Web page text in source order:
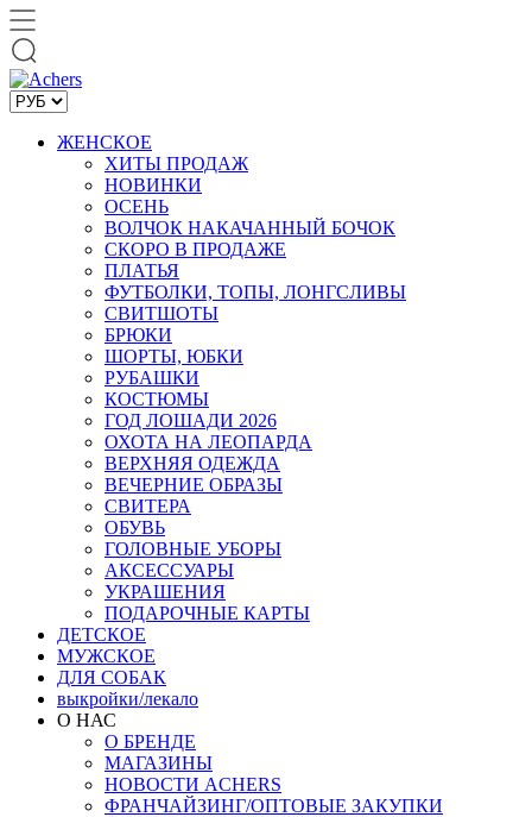
ЖЕНСКОЕ
ХИТЫ ПРОДАЖ
НОВИНКИ
ОСЕНЬ
ВОЛЧОК НАКАЧАННЫЙ БОЧОК
СКОРО В ПРОДАЖЕ
ПЛАТЬЯ
ФУТБОЛКИ, ТОПЫ, ЛОНГСЛИВЫ
СВИТШОТЫ
БРЮКИ
ШОРТЫ, ЮБКИ
РУБАШКИ
КОСТЮМЫ
ГОД ЛОШАДИ 2026
ОХОТА НА ЛЕОПАРДА
ВЕРХНЯЯ ОДЕЖДА
ВЕЧЕРНИЕ ОБРАЗЫ
СВИТЕРА
ОБУВЬ
ГОЛОВНЫЕ УБОРЫ
АКСЕССУАРЫ
УКРАШЕНИЯ
ПОДАРОЧНЫЕ КАРТЫ
ДЕТСКОЕ
МУЖСКОЕ
ДЛЯ СОБАК
выкройки/лекало
О НАС
О БРЕНДЕ
МАГАЗИНЫ
НОВОСТИ ACHERS
ФРАНЧАЙЗИНГ/ОПТОВЫЕ ЗАКУПКИ